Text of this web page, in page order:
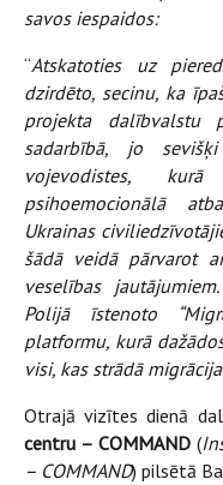
savos iespaidos:
“Atskatoties uz
dzirdēto, secinu, ka
projekta dalībvalstu
sadarbībā, jo
vojevodistes,
psihoemocionālā
Ukrainas
šādā veidā pārvarot
veselības
Polijā īstenoto
platformu, kurā
visi, kas strādā
Otrajā vizītes dienā
centru – COMMAND (
– COMMAND) pilsētā